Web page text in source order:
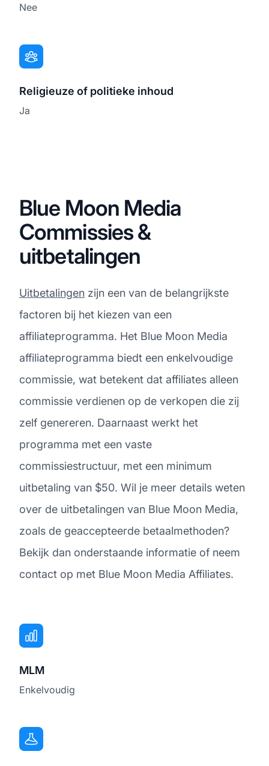
Nee
Religieuze of politieke inhoud
Ja
Blue Moon Media
Commissies &
uitbetalingen
Uitbetalingen zijn een van de belangrijkste
factoren bij het kiezen van een
affiliateprogramma. Het Blue Moon Media
affiliateprogramma biedt een enkelvoudige
commissie, wat betekent dat affiliates alleen
commissie verdienen op de verkopen die zij
zelf genereren. Daarnaast werkt het
programma met een vaste
commissiestructuur, met een minimum
uitbetaling van $50. Wil je meer details weten
over de uitbetalingen van Blue Moon Media,
zoals de geaccepteerde betaalmethoden?
Bekijk dan onderstaande informatie of neem
contact op met Blue Moon Media Affiliates.
MLM
Enkelvoudig